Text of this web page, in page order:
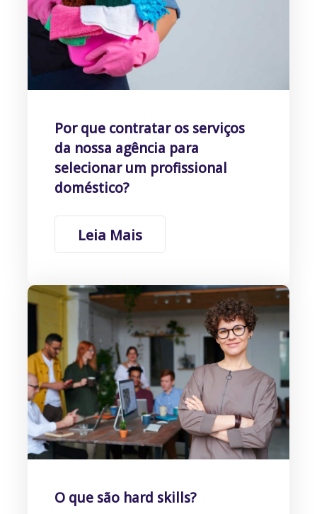
Por que contratar os serviços
da nossa agência para
selecionar um profissional
doméstico?
Leia Mais
O que são hard skills?